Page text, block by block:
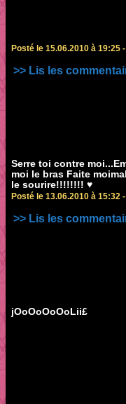
Posté le 15.06.2010 à 19:25 -
>> Lis les
Serre toi contre
moi le bras Faite
le sourire!!!!!!!! ♥
Posté le 13.06.2010 à 15:32 -
>> Lis les
jOoOoOoOoLii£